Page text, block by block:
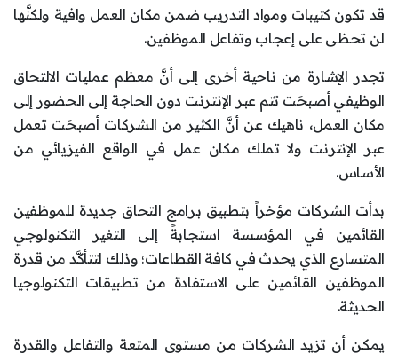
قد تكون كتيبات ومواد التدريب ضمن مكان العمل وافية ولكنَّها
لن تحظى على إعجاب وتفاعل الموظفين.
تجدر الإشارة من ناحية أخرى إلى أنَّ معظم عمليات الالتحاق
الوظيفي أصبحَت تتم عبر الإنترنت دون الحاجة إلى الحضور إلى
مكان العمل، ناهيك عن أنَّ الكثير من الشركات أصبحَت تعمل
عبر الإنترنت ولا تملك مكان عمل في الواقع الفيزيائي من
الأساس.
بدأت الشركات مؤخراً بتطبيق برامج التحاق جديدة للموظفين
القائمين في المؤسسة استجابةً إلى التغير التكنولوجي
المتسارع الذي يحدث في كافة القطاعات؛ وذلك لتتأكَّد من قدرة
الموظفين القائمين على الاستفادة من تطبيقات التكنولوجيا
الحديثة.
يمكن أن تزيد الشركات من مستوى المتعة والتفاعل والقدرة